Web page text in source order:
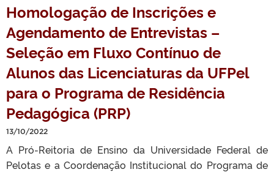
Homologação de Inscrições e
Agendamento de Entrevistas –
Seleção em Fluxo Contínuo de
Alunos das Licenciaturas da UFPel
para o Programa de Residência
Pedagógica (PRP)
13/10/2022
A Pró-Reitoria de Ensino da Universidade Federal de
Pelotas e a Coordenação Institucional do Programa de